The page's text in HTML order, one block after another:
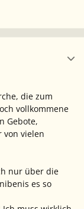
die zum
vollkommene
Gebote,
von vielen
nur über die
es so